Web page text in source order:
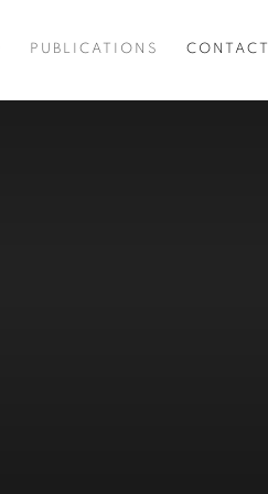
PUBLICATIONS CONTACT